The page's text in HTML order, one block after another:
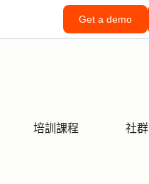
Get a demo
培訓課程 社群